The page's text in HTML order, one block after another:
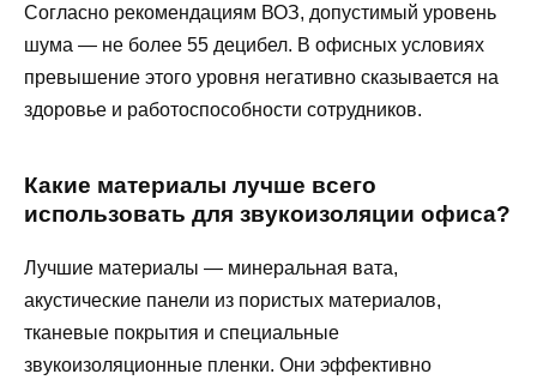
Согласно рекомендациям ВОЗ, допустимый уровень
шума — не более 55 децибел. В офисных условиях
превышение этого уровня негативно сказывается на
здоровье и работоспособности сотрудников.
Какие материалы лучше всего
использовать для звукоизоляции офиса?
Лучшие материалы — минеральная вата,
акустические панели из пористых материалов,
тканевые покрытия и специальные
звукоизоляционные пленки. Они эффективно